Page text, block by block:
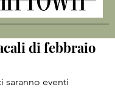
di febbraio
saranno eventi